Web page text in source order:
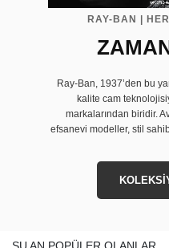
RAY-BAN |
Ray-Ban, 1937’den bu
kalite cam
markalarından biridir.
efsanevi modeller, stil
ŞU AN POPÜLER OLANLAR